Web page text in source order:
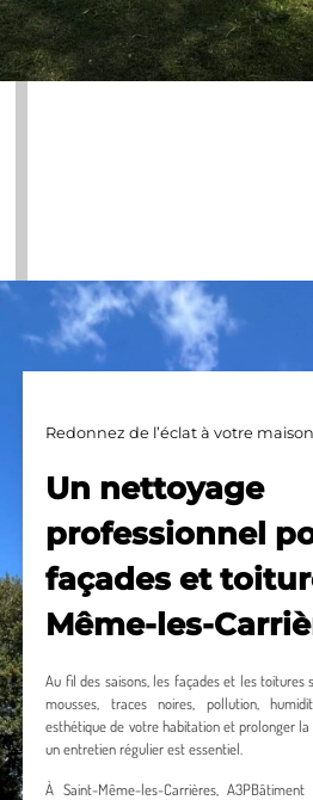
Redonnez de l’éclat à votre maison
Un nettoyage
professionnel
façades et
Même-les-
Au fil des saisons, les façades et les
mousses, traces noires, pollution,
esthétique de votre habitation et prolonger la
un entretien régulier est essentiel.
À Saint-Même-les-Carrières,